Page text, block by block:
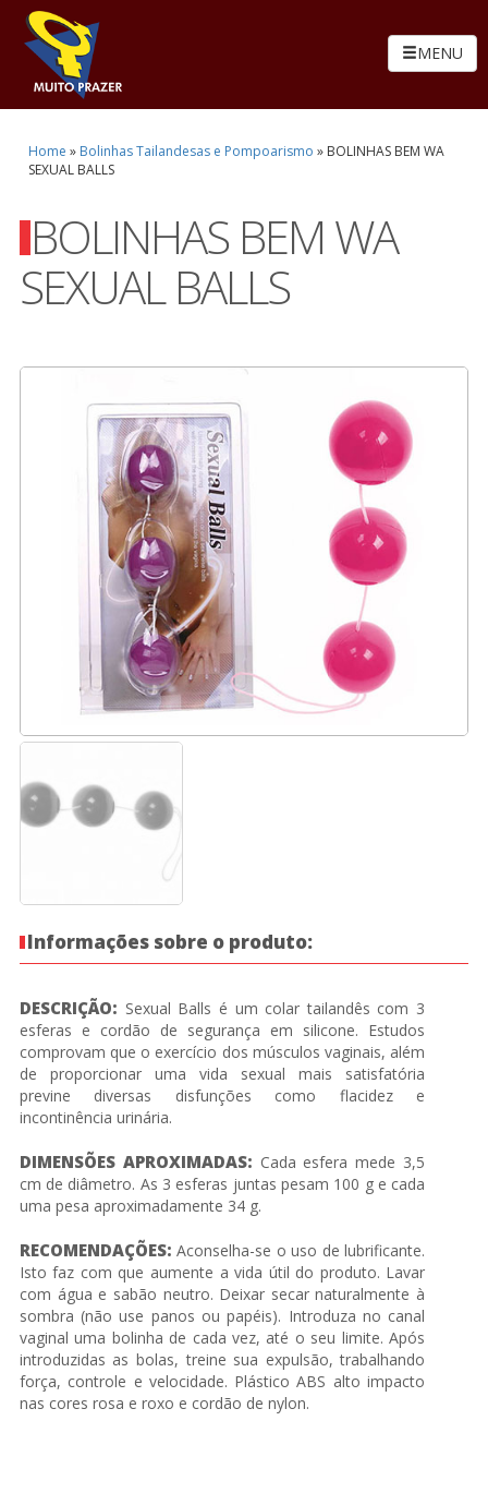
MENU
Home » Bolinhas Tailandesas e Pompoarismo » BOLINHAS BEM WA
SEXUAL BALLS
BOLINHAS BEM WA
SEXUAL BALLS
Informações sobre o produto:
DESCRIÇÃO: Sexual Balls é um colar tailandês com 3
esferas e cordão de segurança em silicone. Estudos
comprovam que o exercício dos músculos vaginais, além
de proporcionar uma vida sexual mais satisfatória
previne diversas disfunções como flacidez e
incontinência urinária.
DIMENSÕES APROXIMADAS: Cada esfera mede 3,5
cm de diâmetro. As 3 esferas juntas pesam 100 g e cada
uma pesa aproximadamente 34 g.
RECOMENDAÇÕES: Aconselha-se o uso de lubrificante.
Isto faz com que aumente a vida útil do produto. Lavar
com água e sabão neutro. Deixar secar naturalmente à
sombra (não use panos ou papéis). Introduza no canal
vaginal uma bolinha de cada vez, até o seu limite. Após
introduzidas as bolas, treine sua expulsão, trabalhando
força, controle e velocidade. Plástico ABS alto impacto
nas cores rosa e roxo e cordão de nylon.